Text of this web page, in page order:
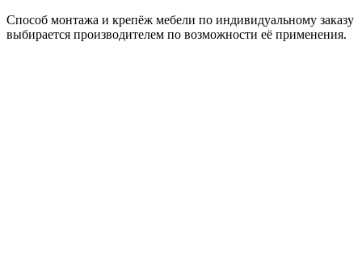
Способ монтажа и крепёж мебели по индивидуальному заказу
выбирается производителем по возможности её применения.